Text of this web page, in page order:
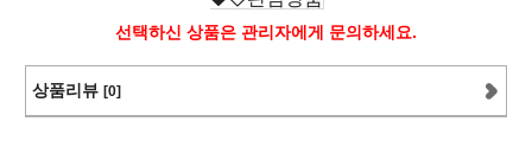
선택하신 상품은 관리자에게 문의하세요.
상품리뷰 [0]